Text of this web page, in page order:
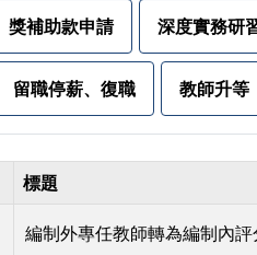
獎補助款申請 深度實務研
留職停薪、復職 教師升等
標題
編制外專任教師轉為編制內評